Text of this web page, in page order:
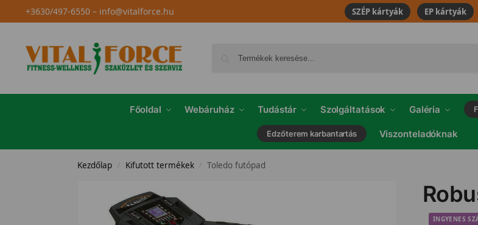
+3630/497-6550– info@vitalforce.hu SZÉP kártyák EP kártyák
Főoldal Webáruház Tudástár Szolgáltatások Galéria
Edzőterem karbantartás Viszonteladóknak
Kezdőlap / Kifutott termékek / Toledo futópad
INGYENES